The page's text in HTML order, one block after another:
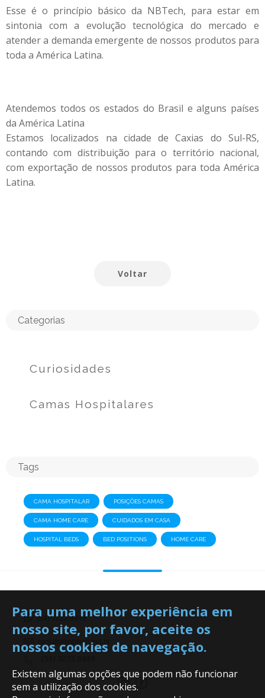
Esse é o princípio básico da NBTech, para estar em
sintonia com a evolução tecnológica do mercado e
atender a demanda emergente de nossos produtos para
toda a América Latina.
Atendemos todos os estados do Brasil e alguns países
da América Latina
Estamos localizados na cidade de Caxias do Sul-RS,
contando com distribuição para o território nacional,
com exportação de nossos produtos para toda América
Latina.
Voltar
Categorias
Curiosidades
Camas Hospitalares
Tags
CAMA HOSPITALAR POSIÇÕES CAMAS
CAMA HOME CARE CUIDADOS EM CASA
HOSPITAL BEDS BED POSITIONS HOME CARE
(54) 3222.8849
contato@nbtech.ind.br
Para uma melhor experiência em
nosso site, por favor, aceite os
nossos cookies de navegação.
Existem algumas opções que podem não funcionar
sem a utilização dos cookies.